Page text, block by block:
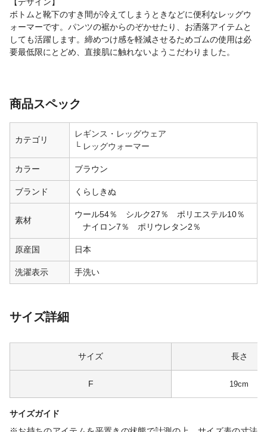
ボトムと靴下のすき間が冷えてしまうときなどに便利なレッグウ
ォーマーです。パンツの裾からのぞかせたり、お洒落アイテムと
しても活躍します。締めつけ感を軽減させるためゴムの使用は必
要最低限にとどめ、直接肌に触れないようこだわりました。
商品スペック
カテゴリ
レギンス・レッグウェア
レッグウォーマー
カラー ブラウン
ブランド くらしきぬ
素材
ウール54％ シルク27％ ポリエステル10％
ナイロン7％ ポリウレタン2％
原産国 日本
洗濯表示 手洗い
サイズ詳細
サイズ 長さ
F 19cm
サイズガイド